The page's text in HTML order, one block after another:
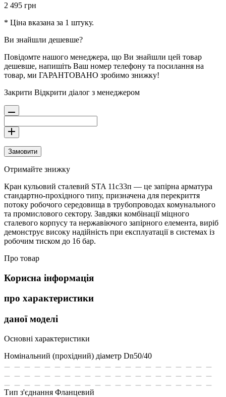
2 495 грн
* Ціна вказана за 1 штуку.
Ви знайшли дешевше?
Повідомте нашого менеджера, що Ви знайшли цей товар
дешевше, напишіть Ваш номер телефону та посилання на
товар, ми ГАРАНТОВАНО зробимо знижку!
Закрити Відкрити діалог з менеджером
Замовити
Отримайте знижку
Кран кульовий сталевий STA 11с33п — це запірна арматура
стандартно-прохідного типу, призначена для перекриття
потоку робочого середовища в трубопроводах комунального
та промислового сектору. Завдяки комбінації міцного
сталевого корпусу та нержавіючого запірного елемента, виріб
демонструє високу надійність при експлуатації в системах із
робочим тиском до 16 бар.
Про товар
Корисна інформація
про характеристики
даної моделі
Основні характеристики
Номінальний (прохідний) діаметр Dn50/40
Тип з'єднання Фланцевий